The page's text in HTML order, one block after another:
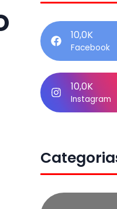
10,0K
Facebook
10,0K
Instagram